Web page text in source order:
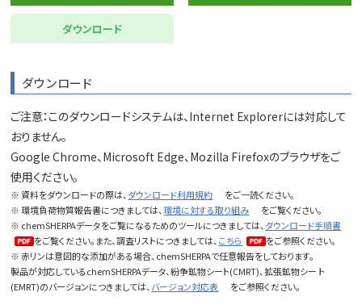
ダウンロード
ダウンロード
ご注意：このダウンロードシステムは、Internet Explorerには対応して
おりません。
Google Chrome、Microsoft Edge、Mozilla Firefoxのブラウザをご
使用ください。
※ 資料をダウンロードの際は、 ダウンロード利用規約
をご一読ください。
※ 環境負荷物質報告書につきましては、環境に対する取り組み
をご覧ください。
※ chemSHERPAデータをご覧になるためのツールにつきましては、 ダウンロード手順書
をご覧ください。また、調査リストにつきましては、 こちら
をご参照ください。
※ 赤リンは意図的な添加がある場合、chemSHERPAで任意報告をしております。
製品が対応しているchemSHERPAデータ、紛争鉱物シート(CMRT)、拡張鉱物シー ト
(EMRT)のバージョンにつきましては、 バージョン対応表 をご参照ください。